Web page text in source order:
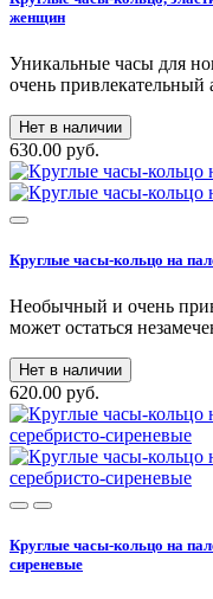
женщин
Уникальные часы для
очень привлекательный
Нет в наличии
630.00 руб.
Круглые часы-кольцо на
Необычный и очень
может остаться
Нет в наличии
620.00 руб.
Круглые часы-кольцо на
сиреневые